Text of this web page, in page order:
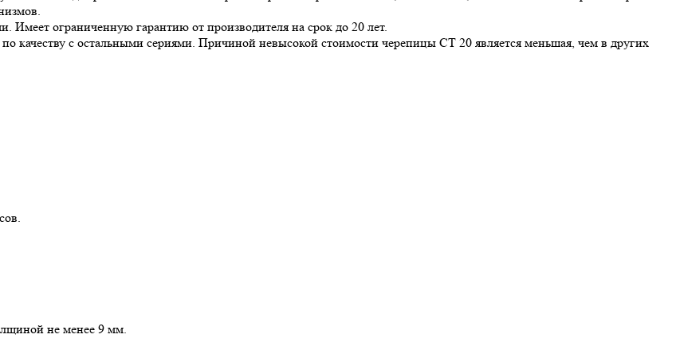
ограниченную гарантию от производителя на срок до 20 лет.
качеству с остальными сериями. Причиной невысокой стоимости черепицы CT 20 является меньшая, чем в других
не менее 9 мм.